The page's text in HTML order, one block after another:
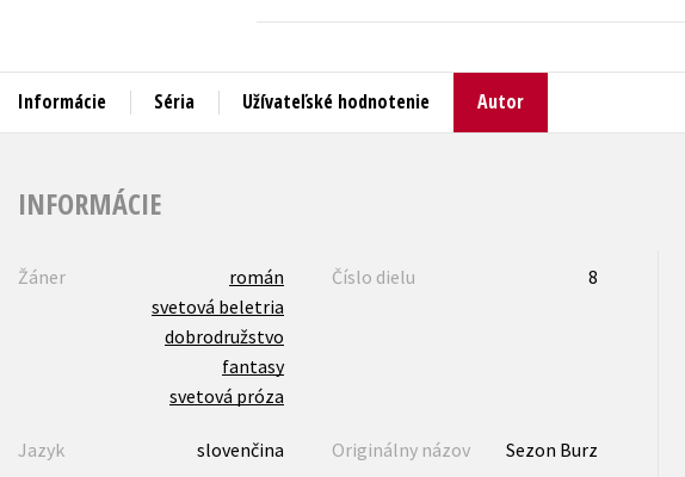
Kariéra a osobný rozvoj
Informácie Séria Užívateľské hodnotenie Autor
INFORMÁCIE
Žáner
román
svetová beletria
dobrodružstvo
fantasy
svetová próza
Číslo dielu 8
Jazyk slovenčina Originálny názov Sezon Burz